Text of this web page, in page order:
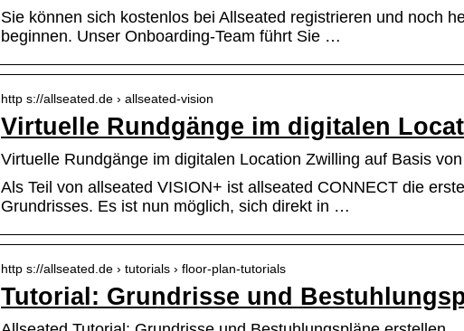
Sie können sich kostenlos bei Allseated registrieren und noch
beginnen. Unser Onboarding-Team führt Sie …
http s://allseated.de › allseated-vision
Virtuelle Rundgänge im digitalen
Virtuelle Rundgänge im digitalen Location Zwilling auf Basis
Als Teil von allseated VISION+ ist allseated CONNECT die
Grundrisses. Es ist nun möglich, sich direkt in …
http s://allseated.de › tutorials › floor-plan-tutorials
Tutorial: Grundrisse und